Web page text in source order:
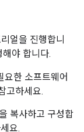
얼을 진행합니
야 합니다.
한 소프트웨어
고하세요.
복사하고 구성합
요.